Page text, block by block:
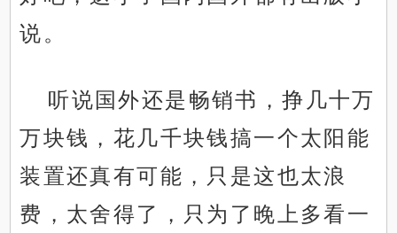
说。
听说国外还是畅销书，挣几十万
万块钱，花几千块钱搞一个太阳能
装置还真有可能，只是这也太浪
费，太舍得了，只为了晚上多看一